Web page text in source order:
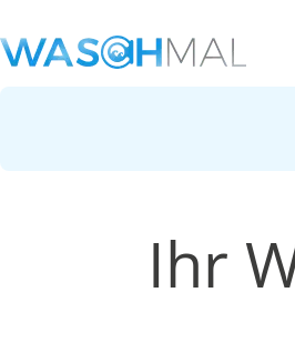
Ihr